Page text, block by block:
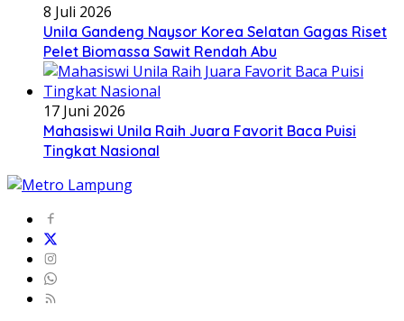
8 Juli 2026
Unila Gandeng Naysor Korea Selatan Gagas Riset
Pelet Biomassa Sawit Rendah Abu
17 Juni 2026
Mahasiswi Unila Raih Juara Favorit Baca Puisi
Tingkat Nasional